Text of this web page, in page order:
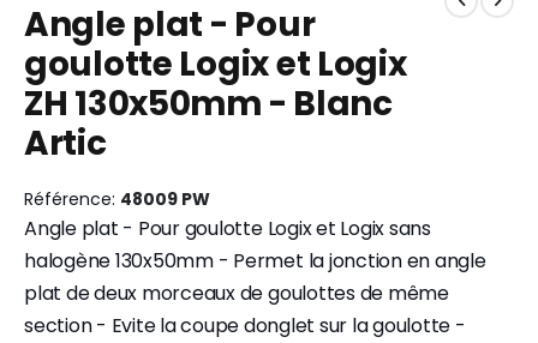
the
beginning
of
the
images
gallery
Angle plat - Pour
goulotte Logix et Logix
ZH 130x50mm - Blanc
Artic
Référence 48009 PW
Angle plat - Pour goulotte Logix et Logix sans
halogène 130x50mm - Permet la jonction en angle
plat de deux morceaux de goulottes de même
section - Evite la coupe donglet sur la goulotte -